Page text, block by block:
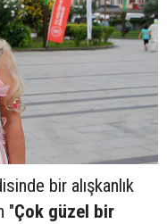
bir alışkanlık
"Çok güzel bir